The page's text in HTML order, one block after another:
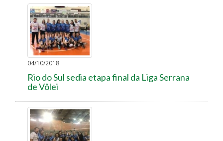
04/10/2018
Rio do Sul sedia etapa final da Liga Serrana
de Vôlei